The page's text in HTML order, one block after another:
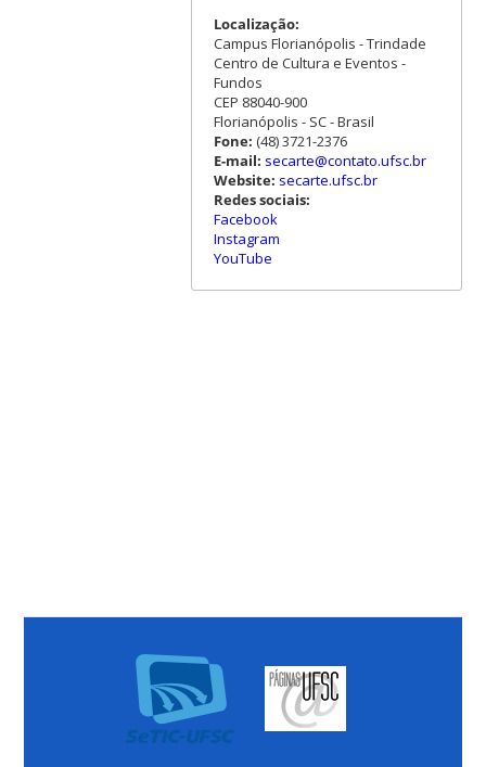
Localização:
Campus Florianópolis - Trindade
Centro de Cultura e Eventos -
Fundos
CEP 88040-900
Florianópolis - SC - Brasil
Fone: (48) 3721-2376
E-mail: secarte@contato.ufsc.br
Website: secarte.ufsc.br
Redes sociais:
Facebook
Instagram
YouTube